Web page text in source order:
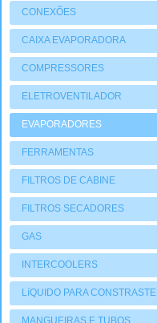
CONEXÕES
CAIXA EVAPORADORA
COMPRESSORES
ELETROVENTILADOR
EVAPORADORES
FERRAMENTAS
FILTROS DE CABINE
FILTROS SECADORES
GAS
INTERCOOLERS
LíQUIDO PARA CONSTRASTE
MANGUEIRAS E TUBOS